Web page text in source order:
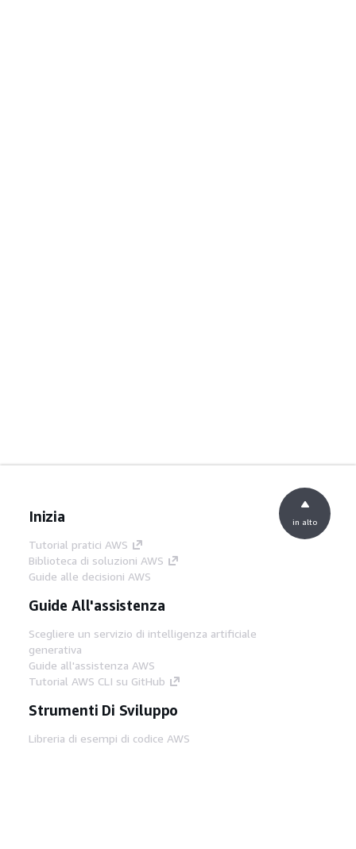
Inizia
Tutorial pratici AWS
Biblioteca di soluzioni AWS
Guide alle decisioni AWS
Guide All'assistenza
Scegliere un servizio di intelligenza artificiale
generativa
Guide all'assistenza AWS
Tutorial AWS CLI su GitHub
Strumenti Di Sviluppo
Libreria di esempi di codice AWS
in alto